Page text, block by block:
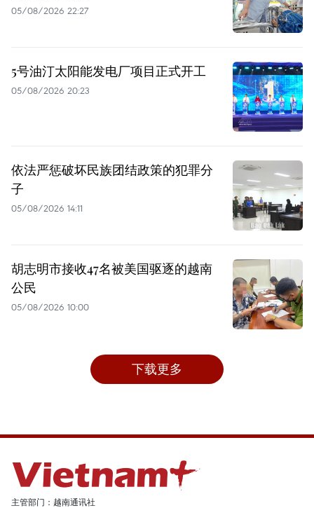
05/08/2026 22:27
5号油汀太阳能发电厂项目正式开工
05/08/2026 20:23
依法严惩破坏民族团结政策的犯罪分
子
05/08/2026 14:11
胡志明市接收47名被美国驱逐的越南
公民
05/08/2026 10:00
下载更多
主管部门：越南通讯社